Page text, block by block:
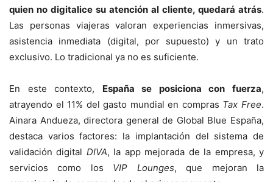
quien no digitalice su atención al cliente, quedará atrás.
Las personas viajeras valoran experiencias inmersivas,
asistencia inmediata (digital, por supuesto) y un trato
exclusivo. Lo tradicional ya no es suficiente.
En este contexto, España se posiciona con fuerza,
atrayendo el 11% del gasto mundial en compras Tax Free.
Ainara Andueza, directora general de Global Blue España,
destaca varios factores: la implantación del sistema de
validación digital DIVA, la app mejorada de la empresa, y
servicios como los VIP Lounges, que mejoran la